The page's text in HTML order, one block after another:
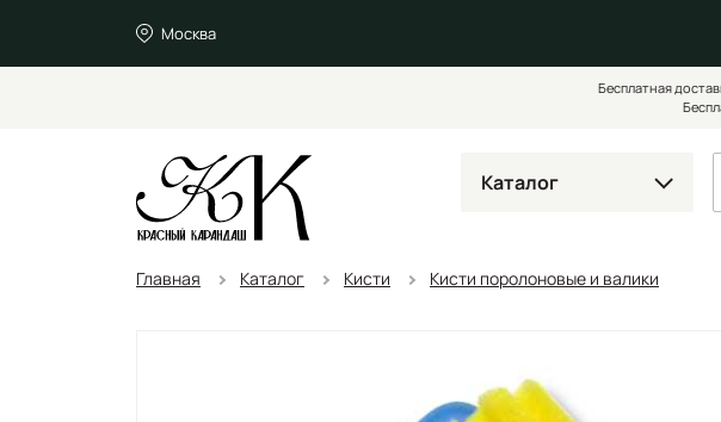
Москва
Бесплатная
Каталог
Главная Каталог Кисти Кисти поролоновые и валики